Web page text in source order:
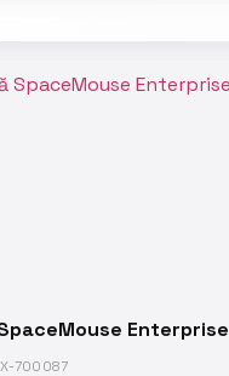
Enterprise
700087